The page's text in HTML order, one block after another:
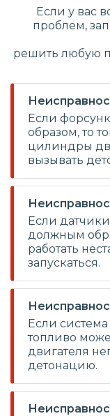
Если у вас
проблем,
решить любую
Если
образом, то
цилиндры
вызывать
Если
должным
работать
запускаться.
Если
топливо
двигателя
детонацию.